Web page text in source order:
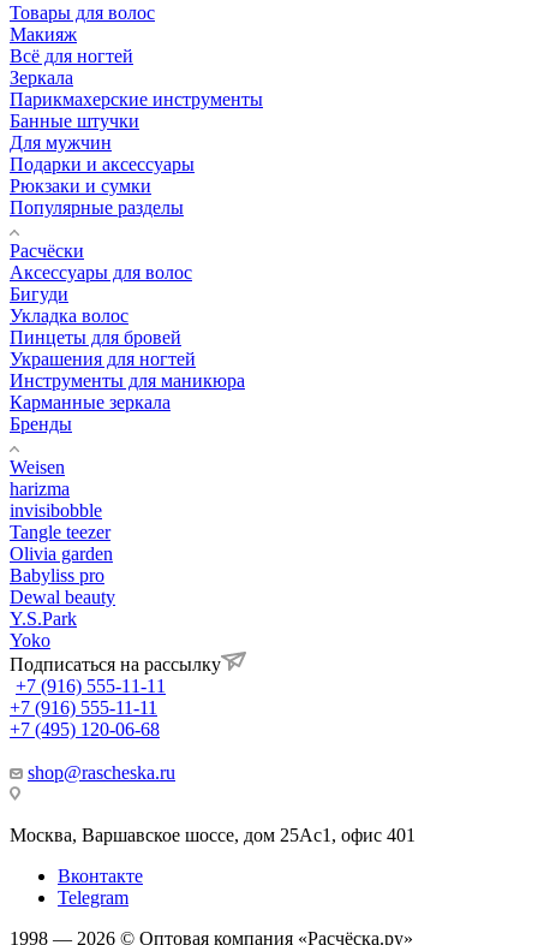
Товары для волос
Макияж
Всё для ногтей
Зеркала
Парикмахерские инструменты
Банные штучки
Для мужчин
Подарки и аксессуары
Рюкзаки и сумки
Популярные разделы
Расчёски
Аксессуары для волос
Бигуди
Укладка волос
Пинцеты для бровей
Украшения для ногтей
Инструменты для маникюра
Карманные зеркала
Бренды
Weisen
harizma
invisibobble
Tangle teezer
Olivia garden
Babyliss pro
Dewal beauty
Y.S.Park
Yoko
Подписаться на рассылку
+7 (916) 555-11-11
+7 (916) 555-11-11
+7 (495) 120-06-68
shop@rascheska.ru
Москва, Варшавское шоссе, дом 25Аc1, офис 401
Вконтакте
Telegram
1998 — 2026 © Оптовая компания «Расчёска.ру»